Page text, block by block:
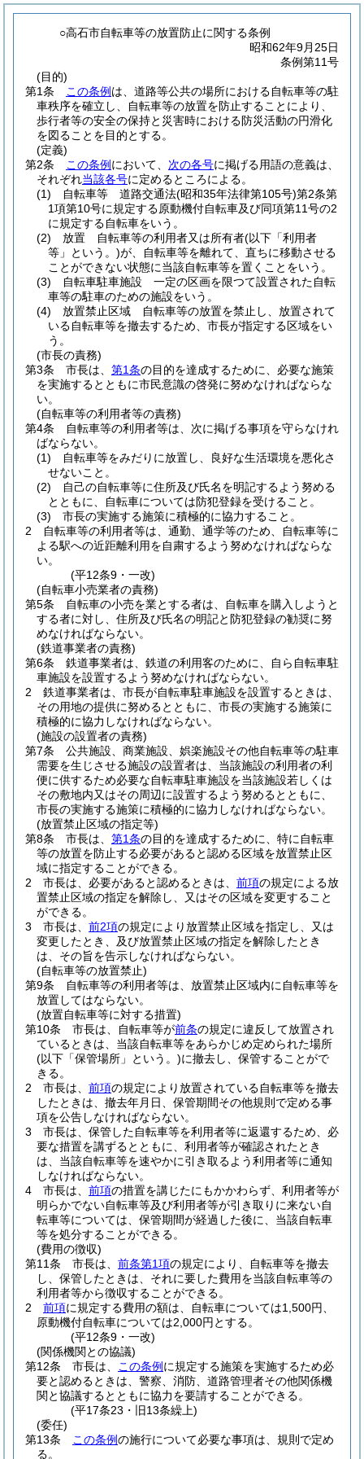
○高石市自転車等の放置防止に関する条例
昭和62年9月25日
条例第11号
(目的)
第1条
この条例 は、道路等公共の場所における自転車等の駐
車秩序を確立し、自転車等の放置を防止することにより、
歩行者等の安全の保持と災害時における防災活動の円滑化
を図ることを目的とする。
(定義)
第2条
この条例 において、 次の各号に掲げる用語の意義は、
それぞれ当該各号に定めるところによる。
(1)
自転車等 道路交通法(昭和35年法律第105号)第2条第
1項第10号に規定する原動機付自転車及び同項第11号の2
に規定する自転車をいう。
(2)
放置 自転車等の利用者又は所有者(以下「利用者
等」という。)が、自転車等を離れて、直ちに移動させる
ことができない状態に当該自転車等を置くことをいう。
(3)
自転車駐車施設 一定の区画を限つて設置された自転
車等の駐車のための施設をいう。
(4)
放置禁止区域 自転車等の放置を禁止し、放置されて
いる自転車等を撤去するため、市長が指定する区域をい
う。
(市長の責務)
第3条
市長は、 第1条の目的を達成するために、必要な施策
を実施するとともに市民意識の啓発に努めなければならな
い。
(自転車等の利用者等の責務)
第4条
自転車等の利用者等は、次に掲げる事項を守らなけれ
ばならない。
(1)
自転車等をみだりに放置し、良好な生活環境を悪化さ
せないこと。
(2)
自己の自転車等に住所及び氏名を明記するよう努める
とともに、自転車については防犯登録を受けること。
(3)
市長の実施する施策に積極的に協力すること。
2
自転車等の利用者等は、通勤、通学等のため、自転車等に
よる駅への近距離利用を自粛するよう努めなければならな
い。
(平12条9・一改)
(自転車小売業者の責務)
第5条
自転車の小売を業とする者は、自転車を購入しようと
する者に対し、住所及び氏名の明記と防犯登録の勧奨に努
めなければならない。
(鉄道事業者の責務)
第6条
鉄道事業者は、鉄道の利用客のために、自ら自転車駐
車施設を設置するよう努めなければならない。
2
鉄道事業者は、市長が自転車駐車施設を設置するときは、
その用地の提供に努めるとともに、市長の実施する施策に
積極的に協力しなければならない。
(施設の設置者の責務)
第7条
公共施設、商業施設、娯楽施設その他自転車等の駐車
需要を生じさせる施設の設置者は、当該施設の利用者の利
便に供するため必要な自転車駐車施設を当該施設若しくは
その敷地内又はその周辺に設置するよう努めるとともに、
市長の実施する施策に積極的に協力しなければならない。
(放置禁止区域の指定等)
第8条
市長は、 第1条の目的を達成するために、特に自転車
等の放置を防止する必要があると認める区域を放置禁止区
域に指定することができる。
2
市長は、必要があると認めるときは、 前項の規定による放
置禁止区域の指定を解除し、又はその区域を変更すること
ができる。
3
市長は、 前2項の規定により放置禁止区域を指定し、又は
変更したとき、及び放置禁止区域の指定を解除したとき
は、その旨を告示しなければならない。
(自転車等の放置禁止)
第9条
自転車等の利用者等は、放置禁止区域内に自転車等を
放置してはならない。
(放置自転車等に対する措置)
第10条
市長は、自転車等が前条の規定に違反して放置され
ているときは、当該自転車等をあらかじめ定められた場所
(以下「保管場所」という。)に撤去し、保管することがで
きる。
2
市長は、 前項の規定により放置されている自転車等を撤去
したときは、撤去年月日、保管期間その他規則で定める事
項を公告しなければならない。
3
市長は、保管した自転車等を利用者等に返還するため、必
要な措置を講ずるとともに、利用者等が確認されたとき
は、当該自転車等を速やかに引き取るよう利用者等に通知
しなければならない。
4
市長は、 前項の措置を講じたにもかかわらず、利用者等が
明らかでない自転車等及び利用者等が引き取りに来ない自
転車等については、保管期間が経過した後に、当該自転車
等を処分することができる。
(費用の徴収)
第11条
市長は、 前条第1項の規定により、自転車等を撤去
し、保管したときは、それに要した費用を当該自転車等の
利用者等から徴収することができる。
2
前項に規定する費用の額は、自転車については1,500円、
原動機付自転車については2,000円とする。
(平12条9・一改)
(関係機関との協議)
第12条
市長は、 この条例 に規定する施策を実施するため必
要と認めるときは、警察、消防、道路管理者その他関係機
関と協議するとともに協力を要請することができる。
(平17条23・旧13条繰上)
(委任)
第13条
この条例の施行について必要な事項は、規則で定め
る。